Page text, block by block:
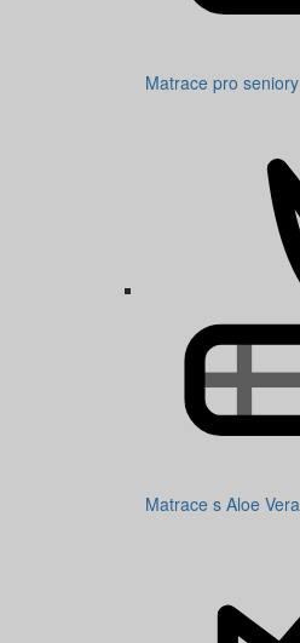
Matrace pro seniory
Matrace s Aloe Vera